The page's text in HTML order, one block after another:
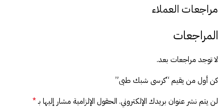
مراجعات العملاء
المراجعات
لا توجد مراجعات بعد.
كن أول من يقيم “كرسى شبك طبى”
لن يتم نشر عنوان بريدك الإلكتروني. الحقول الإلزامية مشار إليها بـ*